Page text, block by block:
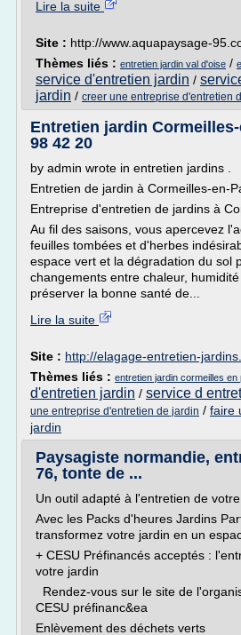
Lire la suite
Site : http://www.aquapaysage-
Thèmes liés : entretien jardin val d'oise /
service d'entretien jardin /
jardin / creer une entreprise d'entretien
Entretien jardin
98 42 20
by admin wrote in entretien jardins .
Entretien de jardin à Cormeilles-en-
Entreprise d'entretien de jardins à
Au fil des saisons, vous apercevez
feuilles tombées et d'herbes
espace vert et la dégradation du sol
changements entre chaleur,
préserver la bonne santé de...
Lire la suite
Site : http://elagage-entretien-
Thèmes liés : entretien jardin cormeilles en
d'entretien jardin / service d
une entreprise d'entretien de jardin / faire
jardin
Paysagiste normandie,
76, tonte de ...
Un outil adapté à l'entretien de
Avec les Packs d'heures Jardins
transformez votre jardin en un
+ CESU Préfinancés acceptés :
votre jardin
Rendez-vous sur le site de
CESU préfinanc&ea
Enlèvement des déchets verts